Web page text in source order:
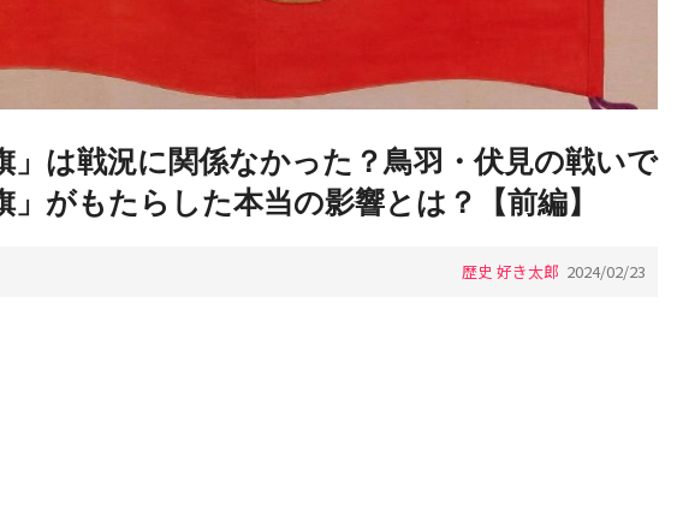
」は戦況に関係なかった？鳥羽・伏見の戦いで
」がもたらした本当の影響とは？【前編】
歴史 好き太郎 2024/02/23